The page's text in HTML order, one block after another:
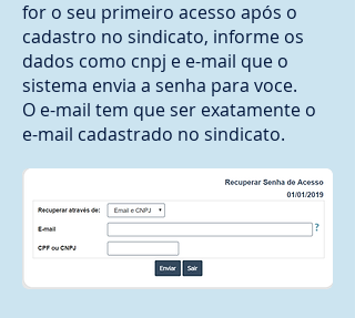
for o seu primeiro acesso após o
cadastro no sindicato, informe os
dados como cnpj e e-mail que o
sistema envia a senha para voce.
O e-mail tem que ser exatamente o
e-mail cadastrado no sindicato.